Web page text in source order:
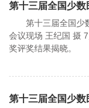
第十三届全国少
第十三届全国少数
会议现场 王纪国 摄
奖评奖结果揭晓。
第十三届全国少